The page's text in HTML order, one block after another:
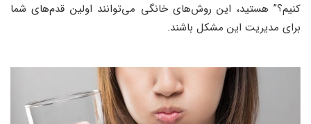
کنیم؟” هستید، این روش‌های خانگی می‌توانند اولین قدم‌های شما
برای مدیریت این مشکل باشند.